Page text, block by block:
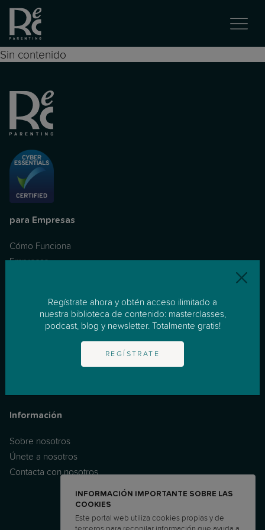
Sin contenido
para Empresas
Cómo Funciona
Empresas
Apoyo Individualizado
Noticias & Consejos
Información
Sobre nosotros
Únete a nosotros
Contacta con nosotros
INFORMACIÓN IMPORTANTE SOBRE LAS
COOKIES
Este portal web utiliza cookies propias y de
Regístrate ahora y obtén acceso ilimitado a
nuestra biblioteca de contenido: masterclasses,
podcast, blog y newsletter. Totalmente gratis!
REGÍSTRATE